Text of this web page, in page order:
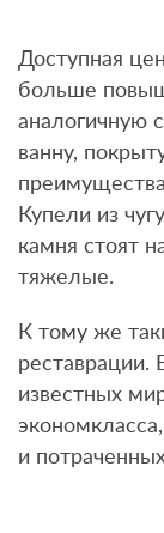
Доступная
больше
аналогичную
ванну,
Купели из
камня стоят
тяжелые.
К тому же
реставрации.
известных
и